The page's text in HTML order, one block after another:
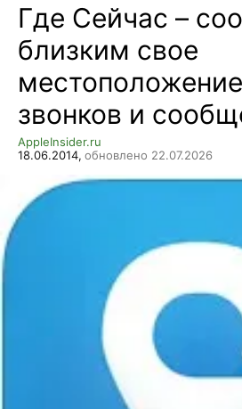
Где Сейчас –
близким свое
звонков и
AppleInsider.ru
18.06.2014, обновлено 22.07.2026